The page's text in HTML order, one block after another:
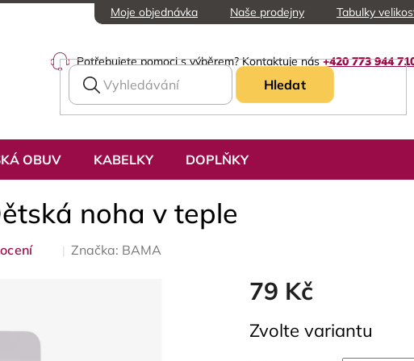
Moje objednávka Naše prodejny Tabulky
Potřebujete pomoci s výběrem? Kontaktuje nás+420 773 944
Hledat
OBUV KABELKY DOPLŇKY
noha v teple
Značka: BAMA
79 Kč
cena:
Zvolte variantu